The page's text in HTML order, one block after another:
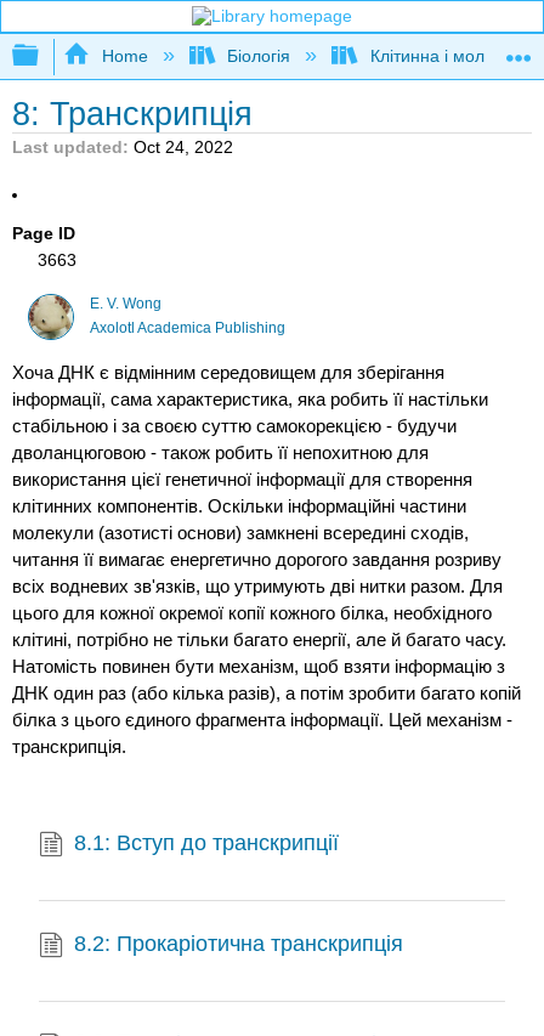
Expand/collapse global hierarchy
Home Біологія Клітинна і
8: Транскрипція
Last updated Oct 24, 2022
Page ID
3663
E. V. Wong
Axolotl Academica Publishing
Хоча ДНК є відмінним середовищем для зберігання
інформації, сама характеристика, яка робить її настільки
стабільною і за своєю суттю самокорекцією - будучи
дволанцюговою - також робить її непохитною для
використання цієї генетичної інформації для створення
клітинних компонентів. Оскільки інформаційні частини
молекули (азотисті основи) замкнені всередині сходів,
читання її вимагає енергетично дорогого завдання розриву
всіх водневих зв'язків, що утримують дві нитки разом. Для
цього для кожної окремої копії кожного білка, необхідного
клітині, потрібно не тільки багато енергії, але й багато часу.
Натомість повинен бути механізм, щоб взяти інформацію з
ДНК один раз (або кілька разів), а потім зробити багато копій
білка з цього єдиного фрагмента інформації. Цей механізм -
транскрипція.
8.1: Вступ до транскрипції
8.2: Прокаріотична транскрипція